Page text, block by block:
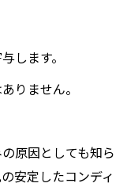
します。
りません。
原因としても知ら
安定したコンディ